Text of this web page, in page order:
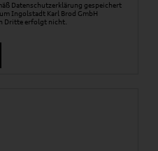
Datenschutzerklärung gespeichert
Ingolstadt Karl Brod GmbH
Dritte erfolgt nicht.